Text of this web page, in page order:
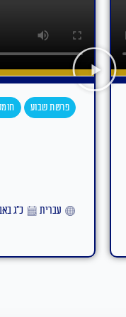
פרשת שבוע
אידיש